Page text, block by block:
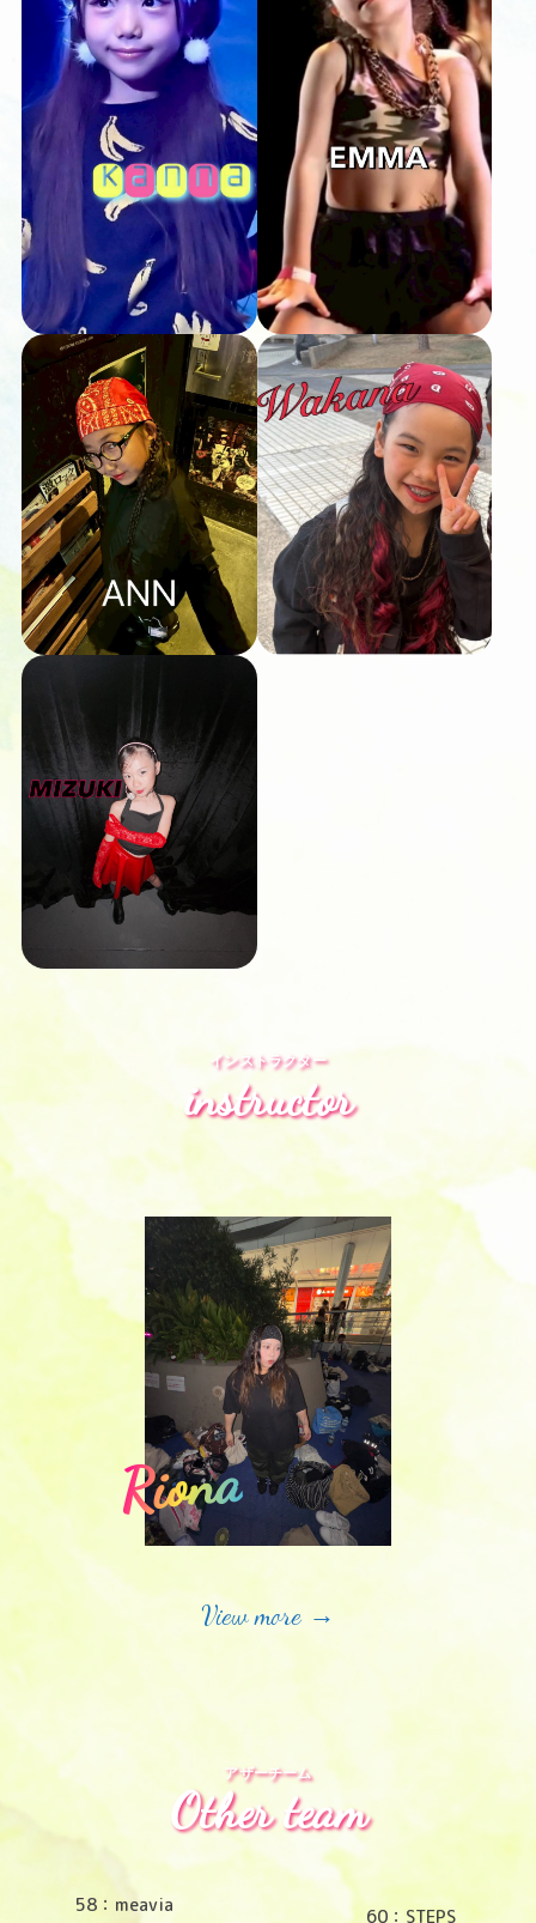
instructor
インストラクター
Riona
View more →
Other team
アザーチーム
58：meavia
60：STEPS